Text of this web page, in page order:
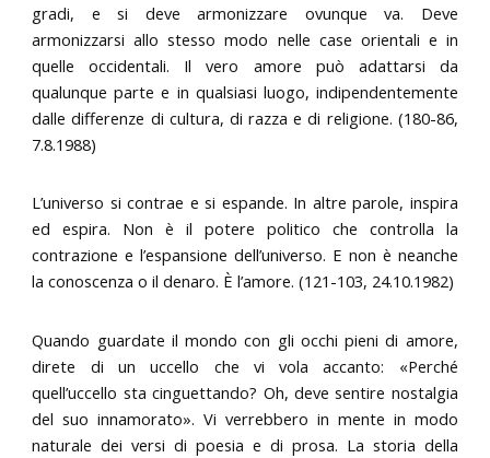
gradi, e si deve armonizzare ovunque va. Deve
armonizzarsi allo stesso modo nelle case orientali e in
quelle occidentali. Il vero amore può adattarsi da
qualunque parte e in qualsiasi luogo, indipendentemente
dalle differenze di cultura, di razza e di religione. (180-86,
7.8.1988)
L’universo si contrae e si espande. In altre parole, inspira
ed espira. Non è il potere politico che controlla la
contrazione e l’espansione dell’universo. E non è neanche
la conoscenza o il denaro. È l’amore. (121-103, 24.10.1982)
Quando guardate il mondo con gli occhi pieni di amore,
direte di un uccello che vi vola accanto: «Perché
quell’uccello sta cinguettando? Oh, deve sentire nostalgia
del suo innamorato». Vi verrebbero in mente in modo
naturale dei versi di poesia e di prosa. La storia della